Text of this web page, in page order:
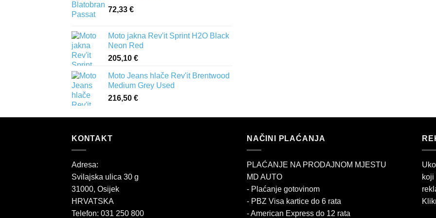
72,33 €
Moto jakna Rev'it Sprint H2O Black
Neon Red
205,10 €
Moto Jeans hlače Rev'it Brentwood
Medium Grey Used
216,50 €
KONTAKT
Adresa:
Svilajska ulica 30 g
31000, Osijek
HRVATSKA
Telefon: 031 250 800
NAČINI PLAĆANJA
PLAĆANJE NA PRODAJNOM MJESTU
MD AUTO
- Plaćanje gotovinom
- PBZ Visa kartice do 6 rata
- American Express do 12 rata
koji